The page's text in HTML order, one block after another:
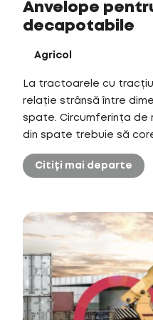
Anvelope
decapotabile
Agricol
La tractoarele cu
relație strânsă între
spate. Circumferința de
din spate trebuie să
Citiți mai departe